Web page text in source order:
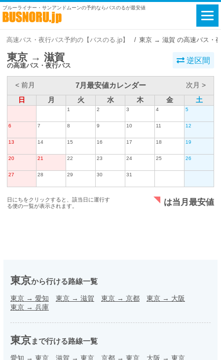
ブルーライナー・サンアンドムーンの予約ならバスのるが最安値
高速バス・夜行バス予約の【バスのる.jp】 東京 → 滋賀 の高速バス・
東京 → 滋賀
の高速バス・夜行バス
逆区間
< 前月 7月最安値カレンダー
次月 >
日
月 火 水 木 金 土
1 2 3 4 5
6 7 8 9 10 11 12
13 14 15 16 17 18 19
20 21 22 23 24 25 26
27 28 29 30 31
日にちをクリックすると、該当日に運行す
る便の一覧が表示されます。
は当月最安値
東京から行ける路線一覧
東京 → 愛知 東京 → 滋賀 東京 → 京都 東京 → 大阪
東京 → 兵庫
東京まで行ける路線一覧
愛知 → 東京 滋賀 → 東京 京都 → 東京 大阪 → 東京